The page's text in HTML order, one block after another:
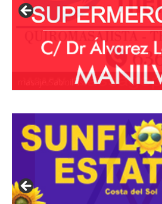
masaje Sabinillas